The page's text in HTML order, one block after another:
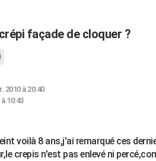
façade de cloquer ?
2010 à 20:40
10:43
voilà 8 ans,j'ai remarqué ces
crepis n'est pas enlevé ni